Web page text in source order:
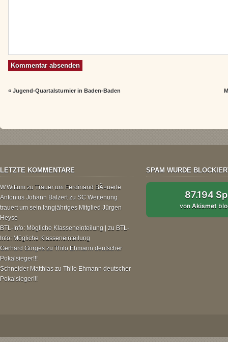
«Jugend-Quartalsturnier in Baden-Baden
LETZTE KOMMENTARE
W.Wittum zu Trauer um Ferdinand BÃ¤uerle
Antonius Johann Balzertzu SC Weitenung
trauert um sein langjähriges Mitglied Jürgen
Heyse
BTL-Info: Mögliche Klasseneinteilung | zu BTL-
Info: Mögliche Klasseneinteilung
Gerhard Gorges zu Thilo Ehmann deutscher
Pokalsieger!!!
Schneider Matthias zu Thilo Ehmann deutscher
Pokalsieger!!!
SPAM WURDE
87.194
vonAkismet